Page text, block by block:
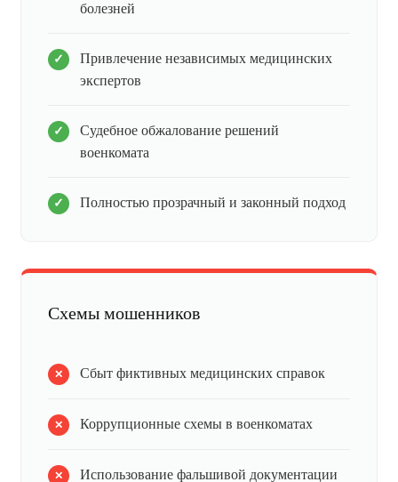
болезней
Привлечение независимых медицинских
экспертов
Судебное обжалование решений
военкомата
Полностью прозрачный и законный подход
Схемы мошенников
Сбыт фиктивных медицинских справок
Коррупционные схемы в военкоматах
Использование фальшивой документации